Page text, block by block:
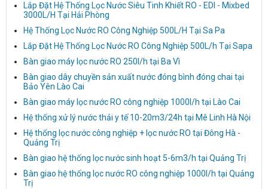
Lắp Đặt Hệ Thống Lọc Nước Siêu Tinh Khiết RO - EDI - Mixbed
3000L/H Tại Hải Phòng
Hệ Thống Lọc Nước RO Công Nghiệp 500L/H Tại Sa Pa
Lắp Đặt Hệ Thống Lọc Nước RO Công Nghiệp 500L/h Tại Sapa
Bàn giao máy lọc nước RO 250l/h tại Ba Vì
Bàn giao dây chuyền sản xuất nước đóng bình đóng chai tại
Bảo Yên Lào Cai
Bàn giao máy lọc nước RO công nghiệp 1000l/h tại Lào Cai
Hệ thống xử lý nước thải y tế 10-20m3/24h tại Mê Linh Hà Nội
Hệ thống lọc nước công nghiệp + lọc nước RO tại Đông Hà -
Quảng Trị
Bàn giao hệ thống lọc nước sinh hoạt 5-6m3/h tại Quảng Trị
Bàn giao hệ thống lọc nước RO công nghiệp 1000l/h tại Quảng
Trị